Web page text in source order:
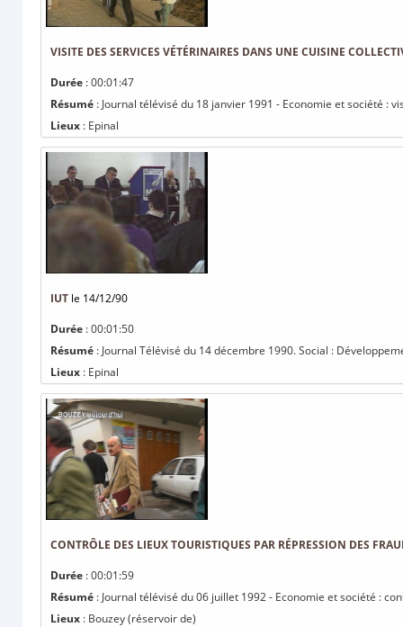
VISITE DES SERVICES VÉTÉRINAIRES DANS UNE CUISINE
Durée : 00:01:47
Résumé : Journal télévisé du 18 janvier 1991 - Economie et société :
Lieux : Epinal
IUT le 14/12/90
Durée : 00:01:50
Résumé : Journal Télévisé du 14 décembre 1990. Social :
Lieux : Epinal
CONTRÔLE DES LIEUX TOURISTIQUES PAR RÉPRESSION DES
Durée : 00:01:59
Résumé : Journal télévisé du 06 juillet 1992 - Economie et société :
Lieux : Bouzey (réservoir de)